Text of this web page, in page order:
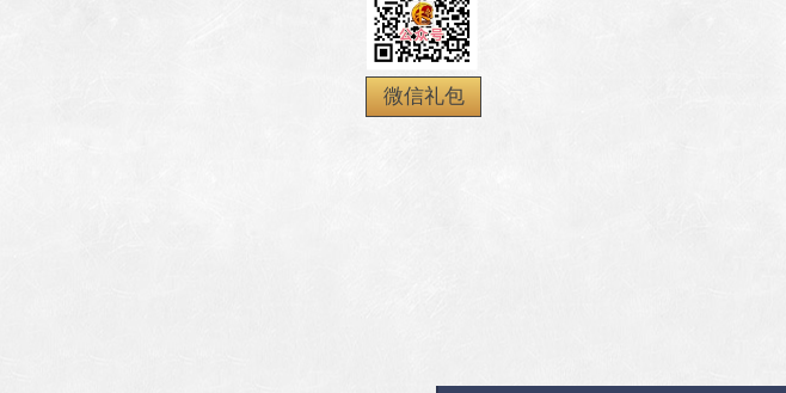
微信礼包